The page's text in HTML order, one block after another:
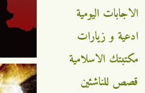
الاجابات اليومية
ادعية و زيارات
مكتبتك الاسلامية
قصص للناشئين